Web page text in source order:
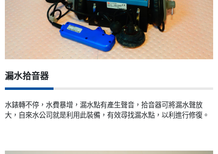
漏水拾音器
水錶轉不停，水費暴增，漏水點有產生聲音，拾音器可將漏水聲放
大，自來水公司就是利用此裝備，有效尋找漏水點，以利進行修復。